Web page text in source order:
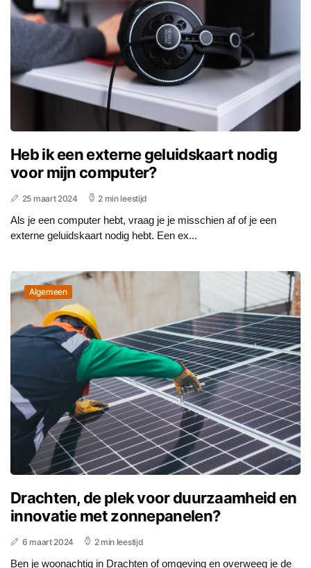
Heb ik een externe geluidskaart nodig
voor mijn computer?
25 maart 2024 2 min leestijd
Als je een computer hebt, vraag je je misschien af of je een
externe geluidskaart nodig hebt. Een ex...
Algemeen
Drachten, de plek voor duurzaamheid en
innovatie met zonnepanelen?
6 maart 2024 2 min leestijd
Ben je woonachtig in Drachten of omgeving en overweeg je de